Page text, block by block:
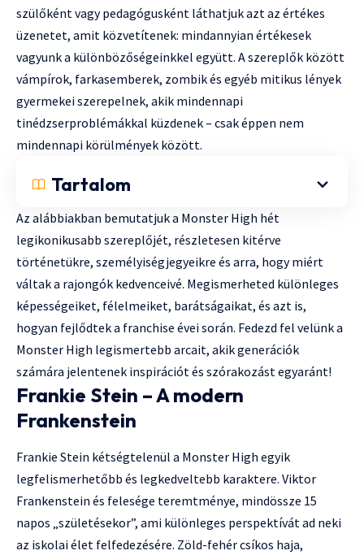
szülőként vagy pedagógusként láthatjuk azt az értékes
üzenetet, amit közvetítenek: mindannyian értékesek
vagyunk a különbözőségeinkkel együtt. A szereplők között
vámpírok, farkasemberek, zombik és egyéb mitikus lények
gyermekei szerepelnek, akik mindennapi
tinédzserproblémákkal küzdenek – csak éppen nem
mindennapi körülmények között.
Tartalom
Az alábbiakban bemutatjuk a Monster High hét
legikonikusabb szereplőjét, részletesen kitérve
történetükre, személyiségjegyeikre és arra, hogy miért
váltak a rajongók kedvenceivé. Megismerheted különleges
képességeiket, félelmeiket, barátságaikat, és azt is,
hogyan fejlődtek a franchise évei során. Fedezd fel velünk a
Monster High legismertebb arcait, akik generációk
számára jelentenek inspirációt és szórakozást egyaránt!
Frankie Stein – A modern
Frankenstein
Frankie Stein kétségtelenül a Monster High egyik
legfelismerhetőbb és legkedveltebb karaktere. Viktor
Frankenstein és felesége teremtménye, mindössze 15
napos „születésekor”, ami különleges perspektívát ad neki
az iskolai élet felfedezésére. Zöld-fehér csíkos haja,